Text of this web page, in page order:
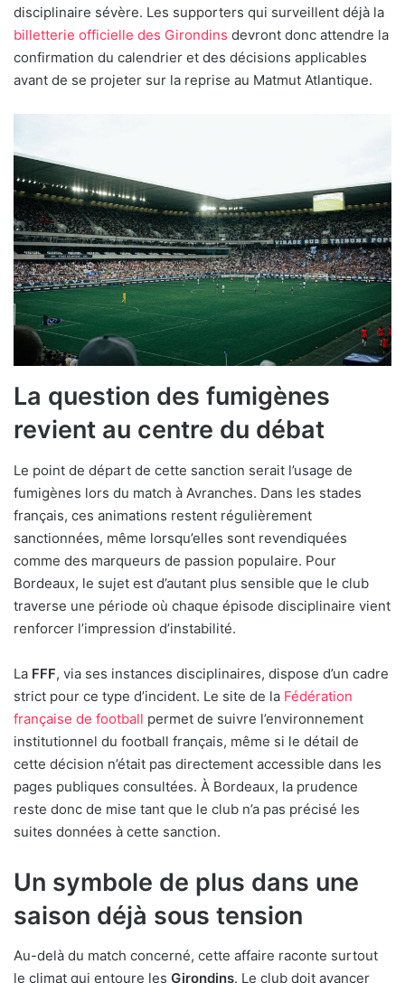
disciplinaire sévère. Les supporters qui surveillent déjà la
billetterie officielle des Girondins devront donc attendre la
confirmation du calendrier et des décisions applicables
avant de se projeter sur la reprise au Matmut Atlantique.
La question des fumigènes
revient au centre du débat
Le point de départ de cette sanction serait l’usage de
fumigènes lors du match à Avranches. Dans les stades
français, ces animations restent régulièrement
sanctionnées, même lorsqu’elles sont revendiquées
comme des marqueurs de passion populaire. Pour
Bordeaux, le sujet est d’autant plus sensible que le club
traverse une période où chaque épisode disciplinaire vient
renforcer l’impression d’instabilité.
La FFF, via ses instances disciplinaires, dispose d’un cadre
strict pour ce type d’incident. Le site de la Fédération
française de football permet de suivre l’environnement
institutionnel du football français, même si le détail de
cette décision n’était pas directement accessible dans les
pages publiques consultées. À Bordeaux, la prudence
reste donc de mise tant que le club n’a pas précisé les
suites données à cette sanction.
Un symbole de plus dans une
saison déjà sous tension
Au-delà du match concerné, cette affaire raconte surtout
le climat qui entoure les Girondins. Le club doit avancer